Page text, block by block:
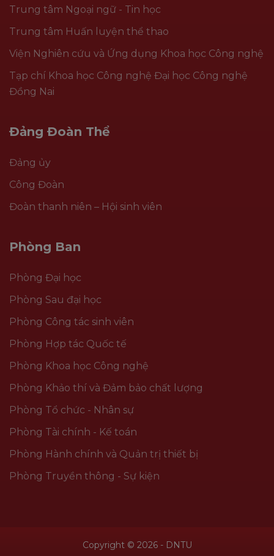
Trung tâm Ngoại ngữ - Tin học
Trung tâm Huấn luyện thể thao
Viện Nghiên cứu và Ứng dụng Khoa học Công nghệ
Tạp chí Khoa học Công nghệ Đại học Công nghệ
Đồng Nai
Đảng Đoàn Thể
Đảng ủy
Công Đoàn
Đoàn thanh niên – Hội sinh viên
Phòng Ban
Phòng Đại học
Phòng Sau đại học
Phòng Công tác sinh viên
Phòng Hợp tác Quốc tế
Phòng Khoa học Công nghệ
Phòng Khảo thí và Đảm bảo chất lượng
Phòng Tổ chức - Nhân sự
Phòng Tài chính - Kế toán
Phòng Hành chính và Quản trị thiết bị
Phòng Truyền thông - Sự kiện
Copyright © 2026 - DNTU